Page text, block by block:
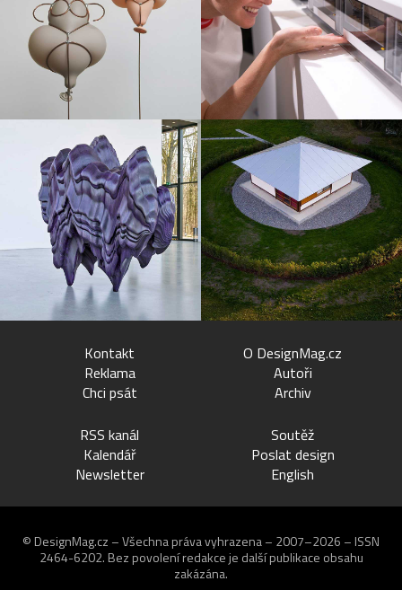
Kontakt
Reklama
Chci psát
O DesignMag.cz
Autoři
Archiv
RSS kanál
Kalendář
Newsletter
Soutěž
Poslat design
English
© DesignMag.cz – Všechna práva vyhrazena – 2007–2026 – ISSN
2464-6202. Bez povolení redakce je další publikace obsahu
zakázána.